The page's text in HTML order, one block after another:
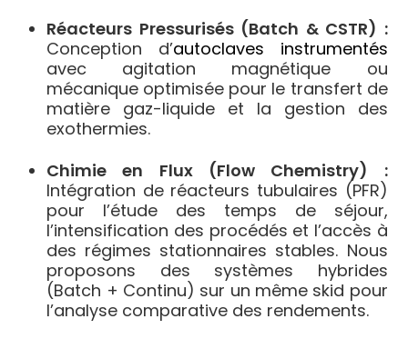
Réacteurs Pressurisés (Batch & CSTR) :
Conception d’autoclaves instrumentés
avec agitation magnétique ou
mécanique optimisée pour le transfert de
matière gaz-liquide et la gestion des
exothermies.
Chimie en Flux (Flow Chemistry) :
Intégration de réacteurs tubulaires (PFR)
pour l’étude des temps de séjour,
l’intensification des procédés et l’accès à
des régimes stationnaires stables. Nous
proposons des systèmes hybrides
(Batch + Continu) sur un même skid pour
l’analyse comparative des rendements.